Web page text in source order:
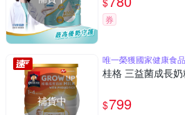
券
補貨中
唯一榮獲國家健康食
桂格 三益菌成長
$799